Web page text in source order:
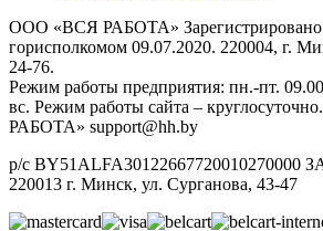
ООО «ВСЯ РАБОТА»
горисполкомом 09.07.2020. 220004, г.
24-76.
Режим работы предприятия: пн.-пт.
вс. Режим работы сайта –
РАБОТА» support@hh.by
р/с BY51ALFA30122667720010270000
220013 г. Минск, ул. Сурганова, 43‑47